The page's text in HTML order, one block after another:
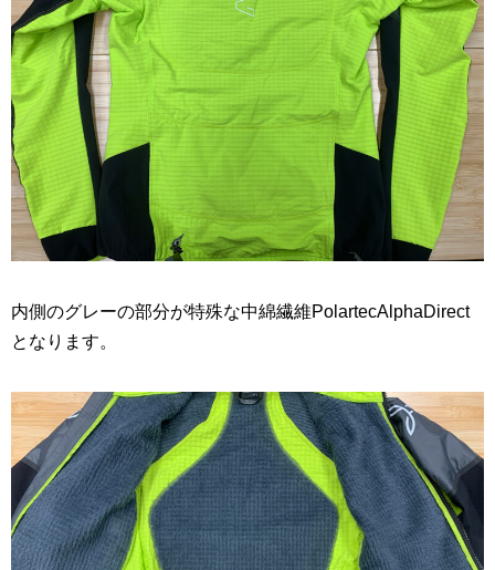
内側のグレーの部分が特殊な中綿繊維PolartecAlphaDirect
となります。